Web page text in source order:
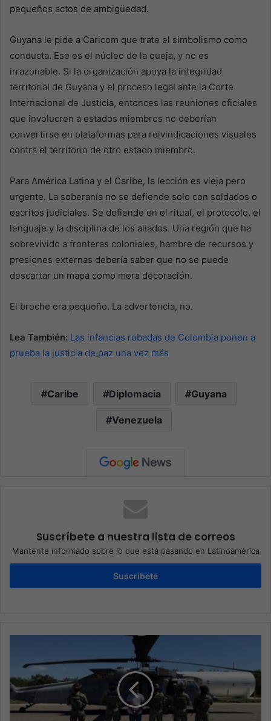
pequeños actos de ambigüedad.
Guyana le pide a Caricom que trate el simbolismo como
conducta. Ese es el núcleo de la queja, y no es
irrazonable. Si la organización apoya la integridad
territorial de Guyana y el proceso legal ante la Corte
Internacional de Justicia, entonces las reuniones oficiales
que involucren a estados miembros no deberían
convertirse en plataformas para reivindicaciones visuales
contra el territorio de otro estado miembro.
Para América Latina y el Caribe, la lección es vieja pero
urgente. La soberanía no se defiende solo con soldados o
escritos judiciales. Se defiende en el ritual, el protocolo, el
lenguaje y la disciplina de los aliados. Una región que ha
sobrevivido a fronteras coloniales, hambre de recursos y
presiones externas debería saber que no se puede
descartar un mapa como mera decoración.
El broche era pequeño. La advertencia, no.
Lea También: Las infancias robadas de Colombia ponen a
prueba la justicia de paz una vez más
Caribe Diplomacia Guyana
Venezuela
Suscríbete a nuestra lista de correos
Mantente informado sobre lo que está pasando en Latinoamérica
Suscríbete